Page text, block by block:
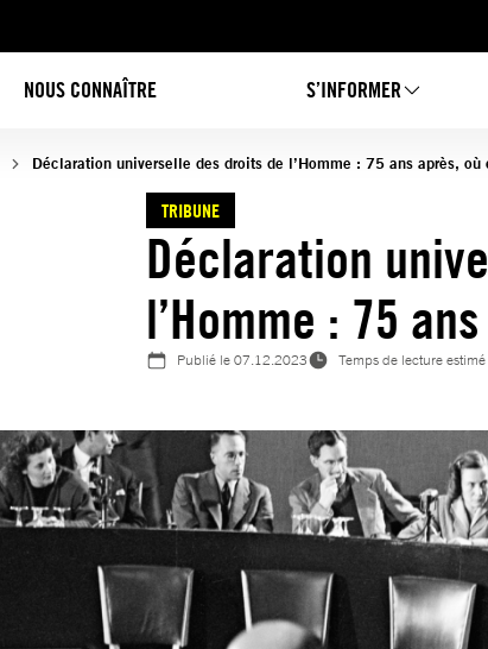
NOUS CONNAÎTRE S’INFORMER
Déclaration universelle des droits de l’Homme : 75 ans après, où
TRIBUNE
Déclaration
l’Homme : 75
Publié le07.12.2023 Temps de lecture